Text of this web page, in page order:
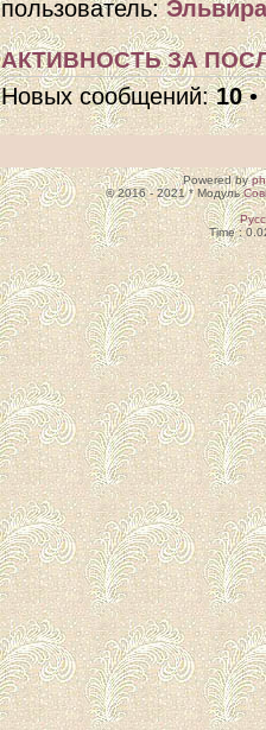
пользователь:
АКТИВНОСТЬ ЗА
Новых сообщений:10•
Powered by
© 2016 - 2021 * Модуль
Time :